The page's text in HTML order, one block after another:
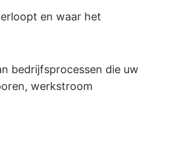
en waar het
bedrijfsprocessen die uw
werkstroom